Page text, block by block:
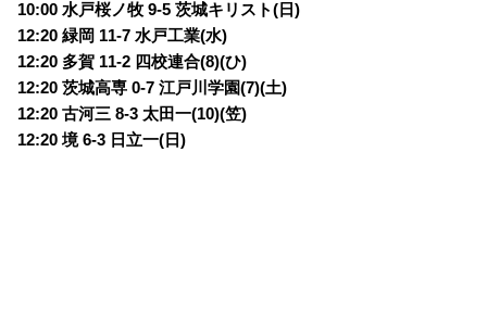
10:00 水戸桜ノ牧 9-5 茨城キリスト(日)
12:20 緑岡 11-7 水戸工業(水)
12:20 多賀 11-2 四校連合(8)(ひ)
12:20 茨城高専 0-7 江戸川学園(7)(土)
12:20 古河三 8-3 太田一(10)(笠)
12:20 境 6-3 日立一(日)